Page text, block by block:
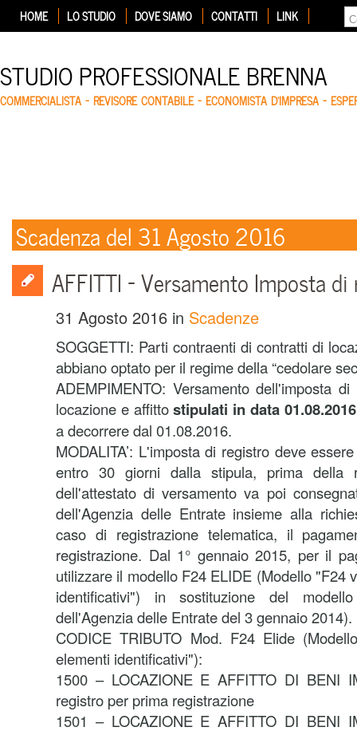
HOME LO STUDIO DOVE SIAMO CONTATTI LINK
STUDIO PROFESSIONALE BRENNA
COMMERCIALISTA – REVISORE CONTABILE – ECONOMISTA D'IMPRESA –
Scadenza del 31 Agosto 2016
AFFITTI – Versamento Imposta
31 Agosto 2016 in Scadenze
SOGGETTI: Parti contraenti di contratti di
abbiano optato per il regime della “cedolare
ADEMPIMENTO: Versamento dell'imposta
locazione e affittostipulati in data 01.08.2016
a decorrere dal 01.08.2016.
MODALITA’: L'imposta di registro deve
entro 30 giorni dalla stipula, prima della
dell'attestato di versamento va poi
dell'Agenzia delle Entrate insieme alla
caso di registrazione telematica, il
registrazione. Dal 1° gennaio 2015, per il
utilizzare il modello F24 ELIDE (Modello "F24
identificativi") in sostituzione del
dell'Agenzia delle Entrate del 3 gennaio 2014).
CODICE TRIBUTO Mod. F24 Elide
elementi identificativi"):
1500 – LOCAZIONE E AFFITTO DI BENI
registro per prima registrazione
1501 – LOCAZIONE E AFFITTO DI BENI